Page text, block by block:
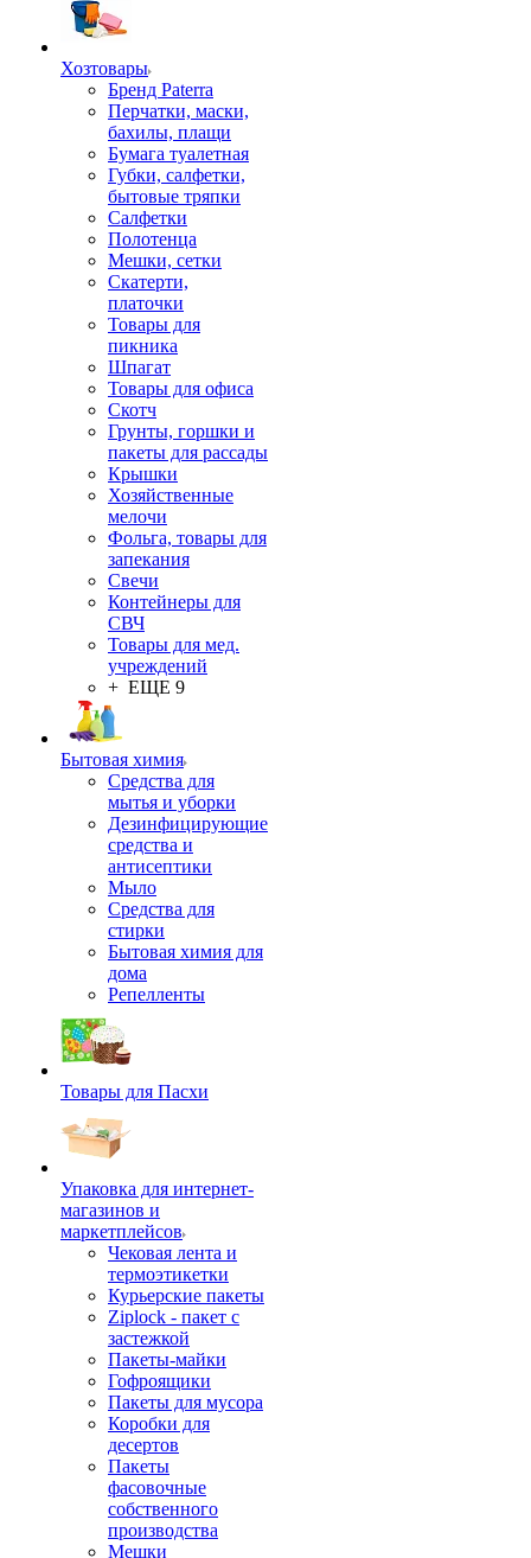
Хозтовары
Бренд Paterra
Перчатки, маски,
бахилы, плащи
Бумага туалетная
Губки, салфетки,
бытовые тряпки
Салфетки
Полотенца
Мешки, сетки
Скатерти,
платочки
Товары для
пикника
Шпагат
Товары для офиса
Скотч
Грунты, горшки и
пакеты для рассады
Крышки
Хозяйственные
мелочи
Фольга, товары для
запекания
Свечи
Контейнеры для
СВЧ
Товары для мед.
учреждений
+ ЕЩЕ 9
Бытовая химия
Средства для
мытья и уборки
Дезинфицирующие
средства и
антисептики
Мыло
Средства для
стирки
Бытовая химия для
дома
Репелленты
Товары для Пасхи
Упаковка для интернет-
магазинов и
маркетплейсов
Чековая лента и
термоэтикетки
Курьерские пакеты
Ziplock - пакет с
застежкой
Пакеты-майки
Гофроящики
Пакеты для мусора
Коробки для
десертов
Пакеты
фасовочные
собственного
производства
Мешки